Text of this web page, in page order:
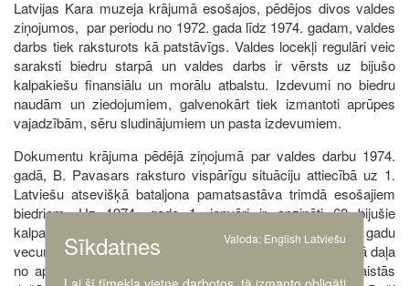
Latvijas Kara muzeja krājumā esošajos, pēdējos divos valdes
ziņojumos, par periodu no 1972. gada līdz 1974. gadam, valdes
darbs tiek raksturots kā patstāvīgs. Valdes locekļi regulāri veic
saraksti biedru starpā un valdes darbs ir vērsts uz bijušo
kalpakiešu finansiālu un morālu atbalstu. Izdevumi no biedru
naudām un ziedojumiem, galvenokārt tiek izmantoti aprūpes
vajadzībām, sēru sludinājumiem un pasta izdevumiem.
Dokumentu krājuma pēdējā ziņojumā par valdes darbu 1974.
gadā, B. Pavasars raksturo vispārīgu situāciju attiecībā uz 1.
Latviešu atsevišķā bataljona pamatsastāva trimdā esošajiem
biedriem. Uz 1974. gada 1. janvāri ir apzināti 60 bijušie
kalpakieši, no kuriem gandrīz visi ir pārsnieguši 75 gadu
vecumu. No informācijas, kas ir iegūta var secināt, ka trešā daļa
no apzinātajiem vēl aktīvi strādā savā profesijā, vai iesaistās
Sīkdatnes Valoda: English Latviešu